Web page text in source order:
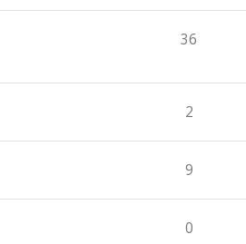
36
2
9
0